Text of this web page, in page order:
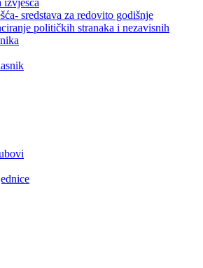
sredstava za redovito godišnje
političkih stranaka i nezavisnih